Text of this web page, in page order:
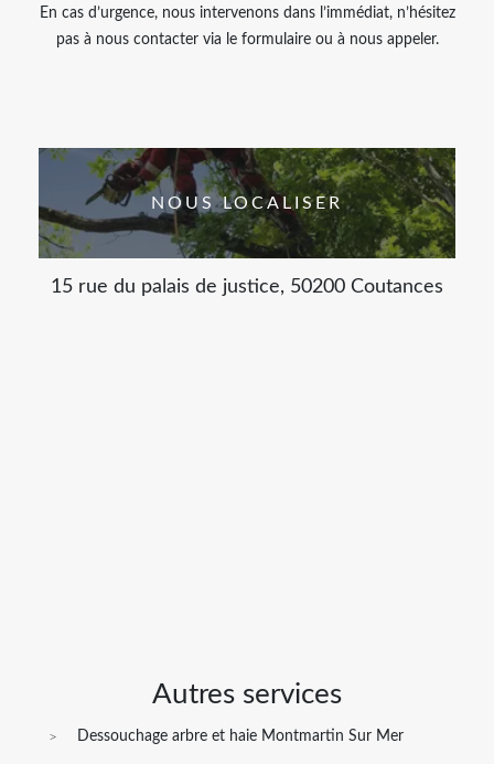
En cas d’urgence, nous intervenons dans l’immédiat, n’hésitez
pas à nous contacter via le formulaire ou à nous appeler.
NOUS LOCALISER
15 rue du palais de justice, 50200 Coutances
Autres services
Dessouchage arbre et haie Montmartin Sur Mer